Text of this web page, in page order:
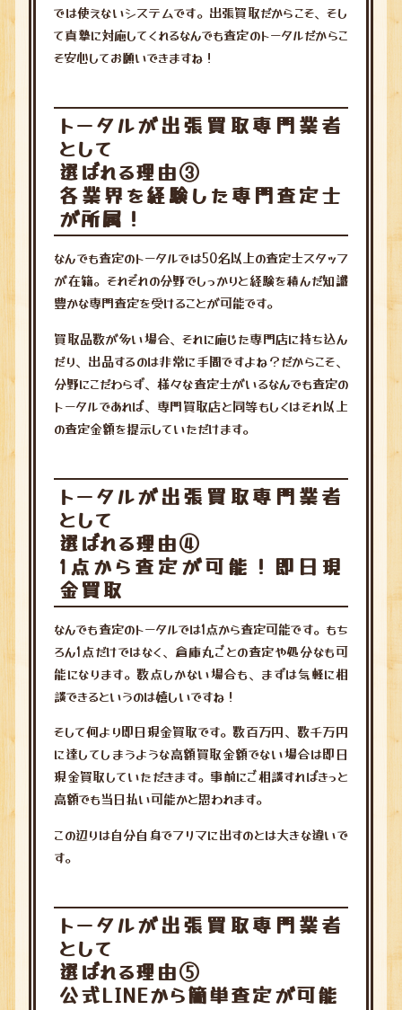
では使えないシステムです。出張買取だからこそ、そし
て真摯に対応してくれるなんでも査定のトータルだからこ
そ安心してお願いできますね！
トータルが出張買取専門業者
として
選ばれる理由③
各業界を経験した専門査定士
が所属！
なんでも査定のトータルでは50名以上の査定士スタッフ
が在籍。それぞれの分野でしっかりと経験を積んだ知識
豊かな専門査定を受けることが可能です。
買取品数が多い場合、それに応じた専門店に持ち込ん
だり、出品するのは非常に手間ですよね？だからこそ、
分野にこだわらず、様々な査定士がいるなんでも査定の
トータルであれば、専門買取店と同等もしくはそれ以上
の査定金額を提示していただけます。
トータルが出張買取専門業者
として
選ばれる理由④
1点から査定が可能！即日現
金買取
なんでも査定のトータルでは1点から査定可能です。もち
ろん1点だけではなく、倉庫丸ごとの査定や処分なも可
能になります。数点しかない場合も、まずは気軽に相
談できるというのは嬉しいですね！
そして何より即日現金買取です。数百万円、数千万円
に達してしまうような高額買取金額でない場合は即日
現金買取していただきます。事前にご相談すればきっと
高額でも当日払い可能かと思われます。
この辺りは自分自身でフリマに出すのとは大きな違いで
す。
トータルが出張買取専門業者
として
選ばれる理由⑤
公式LINEから簡単査定が可能